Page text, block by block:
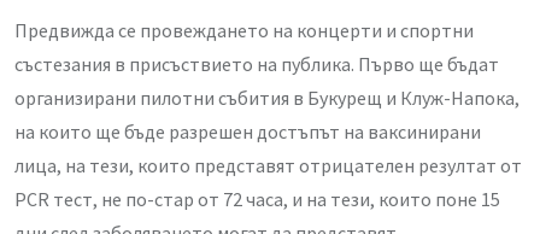
Предвижда се провеждането на концерти и спортни
състезания в присъствието на публика. Първо ще бъдат
организирани пилотни събития в Букурещ и Клуж-Напока,
на които ще бъде разрешен достъпът на ваксинирани
лица, на тези, които представят отрицателен резултат от
PCR тест, не по-стар от 72 часа, и на тези, които поне 15